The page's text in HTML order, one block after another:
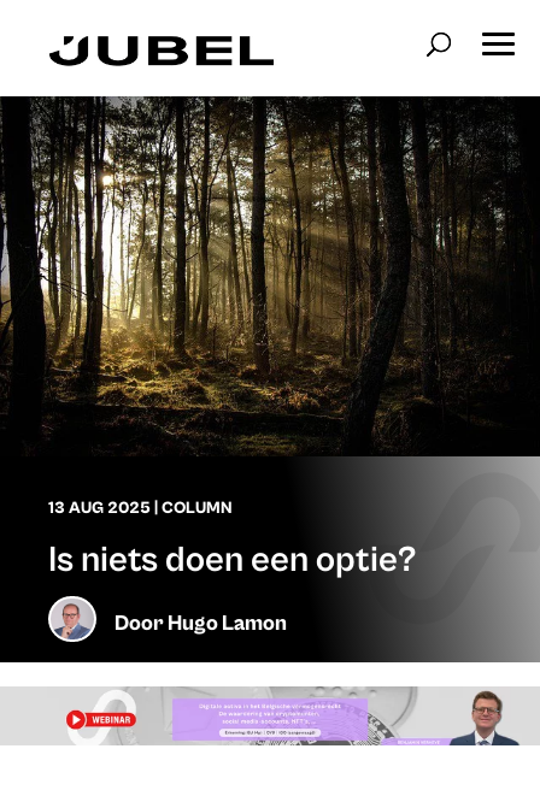
13 AUG 2025 COLUMN
Is niets doen een optie?
DoorHugo Lamon